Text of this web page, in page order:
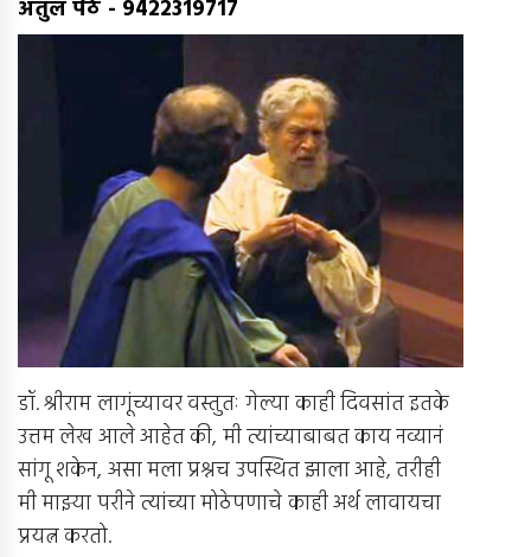
अतुल पेठे - 9422319717
डॉ. श्रीराम लागूंच्यावर वस्तुतः गेल्या काही दिवसांत इतके
उत्तम लेख आले आहेत की, मी त्यांच्याबाबत काय नव्यानं
सांगू शकेन, असा मला प्रश्नच उपस्थित झाला आहे, तरीही
मी माझ्या परीने त्यांच्या मोठेपणाचे काही अर्थ लावायचा
प्रयत्न करतो.